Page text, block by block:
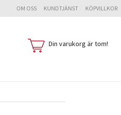
OM OSS KUNDTJÄNST KÖPVILLKOR
Din varukorg är tom!